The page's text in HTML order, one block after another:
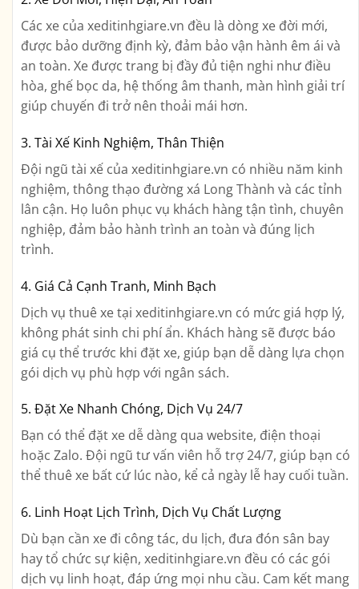
Các xe của xeditinhgiare.vn đều là dòng xe đời mới,
được bảo dưỡng định kỳ, đảm bảo vận hành êm ái và
an toàn. Xe được trang bị đầy đủ tiện nghi như điều
hòa, ghế bọc da, hệ thống âm thanh, màn hình giải trí
giúp chuyến đi trở nên thoải mái hơn.
3. Tài Xế Kinh Nghiệm, Thân Thiện
Đội ngũ tài xế của xeditinhgiare.vn có nhiều năm kinh
nghiệm, thông thạo đường xá Long Thành và các tỉnh
lân cận. Họ luôn phục vụ khách hàng tận tình, chuyên
nghiệp, đảm bảo hành trình an toàn và đúng lịch
trình.
4. Giá Cả Cạnh Tranh, Minh Bạch
Dịch vụ thuê xe tại xeditinhgiare.vn có mức giá hợp lý,
không phát sinh chi phí ẩn. Khách hàng sẽ được báo
giá cụ thể trước khi đặt xe, giúp bạn dễ dàng lựa chọn
gói dịch vụ phù hợp với ngân sách.
5. Đặt Xe Nhanh Chóng, Dịch Vụ 24/7
Bạn có thể đặt xe dễ dàng qua website, điện thoại
hoặc Zalo. Đội ngũ tư vấn viên hỗ trợ 24/7, giúp bạn có
thể thuê xe bất cứ lúc nào, kể cả ngày lễ hay cuối tuần.
6. Linh Hoạt Lịch Trình, Dịch Vụ Chất Lượng
Dù bạn cần xe đi công tác, du lịch, đưa đón sân bay
hay tổ chức sự kiện, xeditinhgiare.vn đều có các gói
dịch vụ linh hoạt, đáp ứng mọi nhu cầu. Cam kết mang